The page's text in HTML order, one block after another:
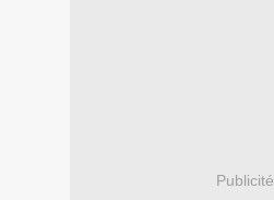
Publicité